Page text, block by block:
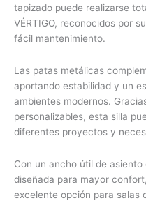
tapizado puede realizarse
VÉRTIGO, reconocidos por
fácil mantenimiento.
Las patas metálicas
aportando estabilidad y un
ambientes modernos.
personalizables, esta silla
diferentes proyectos y
Con un ancho útil de
diseñada para mayor
excelente opción para salas